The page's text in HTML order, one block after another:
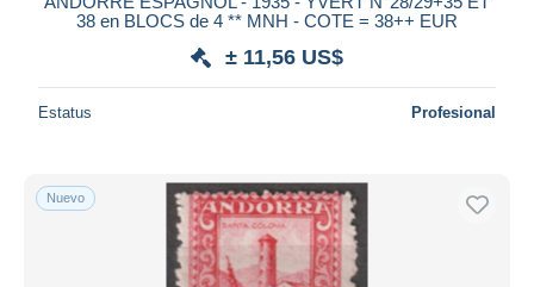
38 en BLOCS de 4 ** MNH - COTE = 38++ EUR
± 11,56 US$
Estatus Profesional
Nuevo